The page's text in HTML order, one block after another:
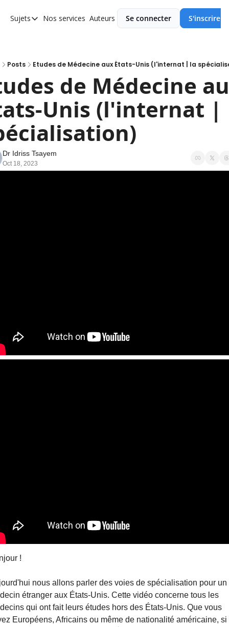
Sujets
Sujets
Europe
Afrique
Ameriques
Nos services Auteurs Se connecter S'inscrire
Posts Etudes de Médecine aux États-Unis (l'internat | la
de Médecine
Unis (l'internat |
Dr Idriss Tsayem
Oct 18, 2023
!
nous allons parler des voies de spécialisation pour un
étranger aux États-Unis. Cette vidéo concerne tous les
qui ont fait leurs études hors des États-Unis. Que vous
Européens, Africains ou même de nationalité américaine, si